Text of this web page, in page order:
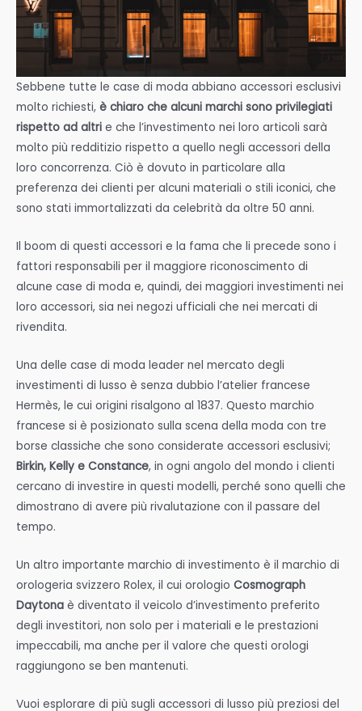
Sebbene tutte le case di moda abbiano accessori esclusivi
molto richiesti, è chiaro che alcuni marchi sono privilegiati
rispetto ad altri e che l’investimento nei loro articoli sarà
molto più redditizio rispetto a quello negli accessori della
loro concorrenza. Ciò è dovuto in particolare alla
preferenza dei clienti per alcuni materiali o stili iconici, che
sono stati immortalizzati da celebrità da oltre 50 anni.
Il boom di questi accessori e la fama che li precede sono i
fattori responsabili per il maggiore riconoscimento di
alcune case di moda e, quindi, dei maggiori investimenti nei
loro accessori, sia nei negozi ufficiali che nei mercati di
rivendita.
Una delle case di moda leader nel mercato degli
investimenti di lusso è senza dubbio l’atelier francese
Hermès, le cui origini risalgono al 1837. Questo marchio
francese si è posizionato sulla scena della moda con tre
borse classiche che sono considerate accessori esclusivi;
Birkin, Kelly e Constance, in ogni angolo del mondo i clienti
cercano di investire in questi modelli, perché sono quelli che
dimostrano di avere più rivalutazione con il passare del
tempo.
Un altro importante marchio di investimento è il marchio di
orologeria svizzero Rolex, il cui orologio Cosmograph
Daytona è diventato il veicolo d’investimento preferito
degli investitori, non solo per i materiali e le prestazioni
impeccabili, ma anche per il valore che questi orologi
raggiungono se ben mantenuti.
Vuoi esplorare di più sugli accessori di lusso più preziosi del